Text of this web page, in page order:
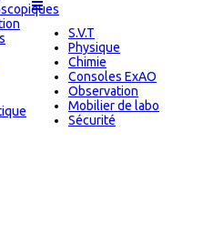
S.V.T
Physique
Chimie
Consoles ExAO
Observation
Mobilier de labo
Sécurité